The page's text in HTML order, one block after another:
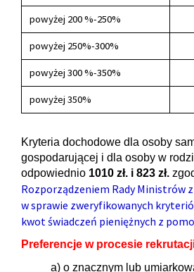
powyżej 200 %-250%
powyżej 250%-300%
powyżej 300 %-350%
powyżej 350%
Kryteria dochodowe dla osoby
gospodarującej i dla osoby w
odpowiednio 1010 zł. i 823 zł.
Rozporządzeniem Rady Ministrów z
w sprawie zweryfikowanych
kwot świadczeń pieniężnych z
Preferencje w procesie
a) o znacznym lub